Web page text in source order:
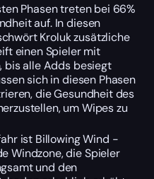
Phasen treten bei 66%
auf. In diesen
Kroluk zusätzliche
einen Spieler mit
bis alle Adds besiegt
sich in diesen Phasen
die Gesundheit des
um Wipes zu
ist Billowing Wind -
Windzone, die Spieler
und den